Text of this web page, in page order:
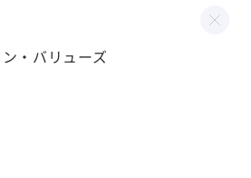
・バリューズ